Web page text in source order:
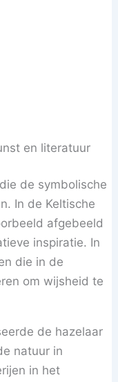
en literatuur
de symbolische
In de Keltische
afgebeeld
inspiratie. In
die in de
om wijsheid te
de hazelaar
natuur in
in het